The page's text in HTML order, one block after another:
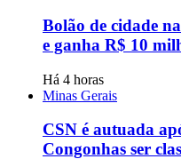
Bolão de cidade
e ganha R$ 10
Há 4 horas
Minas Gerais
CSN é autuada
Congonhas ser